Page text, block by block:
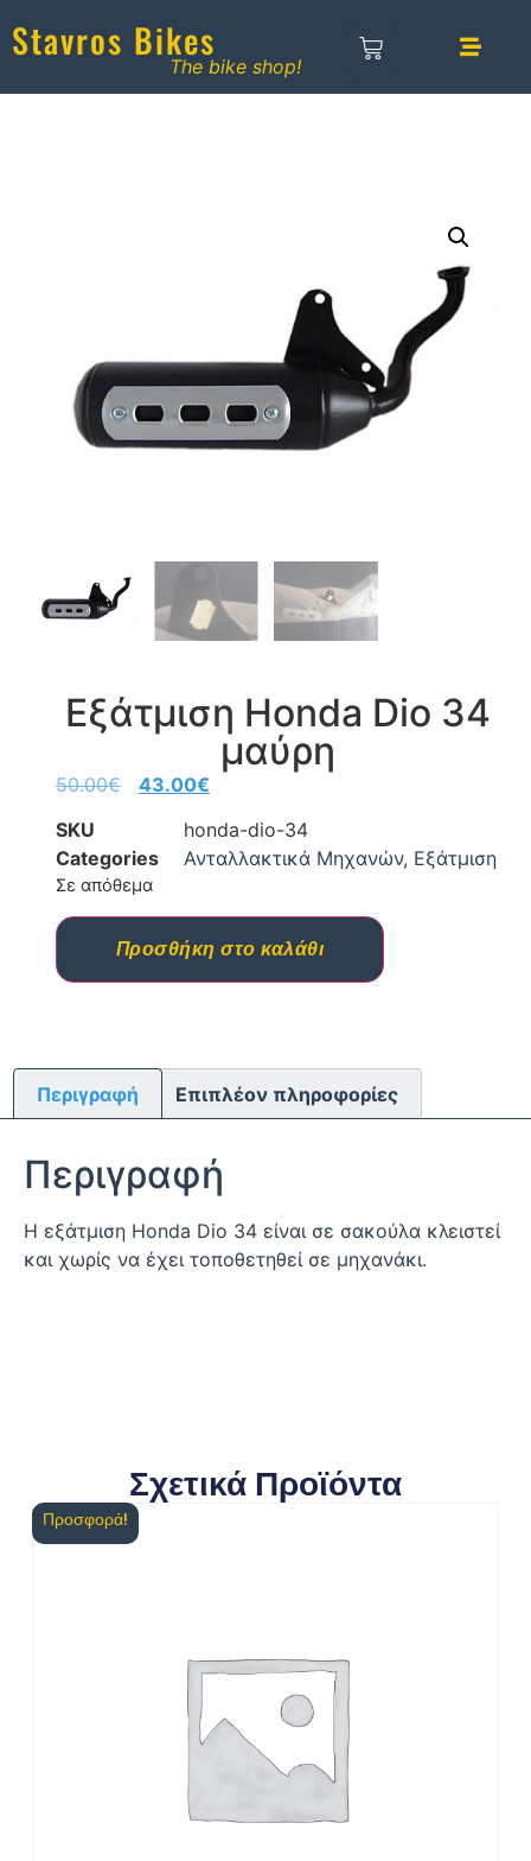
Stavros Bikes
The bike shop!
Εξάτμιση Honda Dio 34
μαύρη
50.00€ 43.00€
SKU
honda-dio-34
Categories
Ανταλλακτικά Μηχανών, Εξάτμιση
Σε απόθεμα
Προσθήκη στο καλάθι
Περιγραφή Επιπλέον πληροφορίες
Περιγραφή
Η εξάτμιση Honda Dio 34 είναι σε σακούλα κλειστεί
και χωρίς να έχει τοποθετηθεί σε μηχανάκι.
Σχετικά Προϊόντα
Προσφορά!